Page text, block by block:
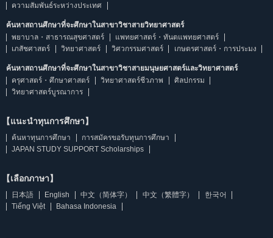
ความสัมพันธ์ระหว่างประเทศ
ค้นหาสถานศึกษาที่จะศึกษาในสาขาวิชาสายวิทยาศาสตร์
พยาบาล・สาธารณสุขศาสตร์
แพทยศาสตร์・ทันตแพทยศาสตร์
เภสัชศาสตร์
วิทยาศาสตร์ วิศวกรรมศาสตร์ เกษตรศาสตร์・การประมง
ค้นหาสถานศึกษาที่จะศึกษาในสาขาวิชาสายมนุษยศาสตร์และวิทยาศาสตร์
ครุศาสตร์・ศึกษาศาสตร์
วิทยาศาสตร์ชีวภาพ
ศิลปกรรม
วิทยาศาสตร์บูรณาการ
【แนะนำทุนการศึกษา】
ค้นหาทุนการศึกษา
การสมัครขอรับทุนการศึกษา
JAPAN STUDY SUPPORT Scholarships
【เลือกภาษา】
日本語 English 中文（简体字） 中文（繁體字）
한국어
Tiếng Việt
Bahasa Indonesia